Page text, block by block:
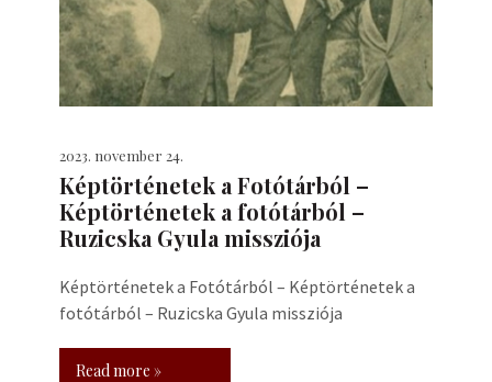
2023. november 24.
Képtörténetek a Fotótárból –
Képtörténetek a fotótárból –
Ruzicska Gyula missziója
Képtörténetek a Fotótárból – Képtörténetek a
fotótárból – Ruzicska Gyula missziója
Read more »